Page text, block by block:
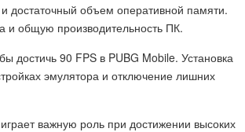
достаточный объем оперативной памяти.
и общую производительность ПК.
достичь 90 FPS в PUBG Mobile. Установка
эмулятора и отключение лишних
важную роль при достижении высоких